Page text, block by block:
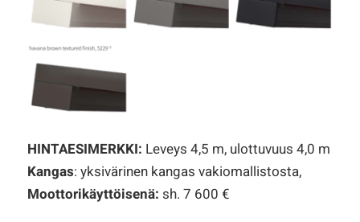
HINTAESIMERKKI: Leveys 4,5 m, ulottuvuus 4,0 m
Kangas: yksivärinen kangas vakiomallistosta,
Moottorikäyttöisenä: sh. 7 600 €